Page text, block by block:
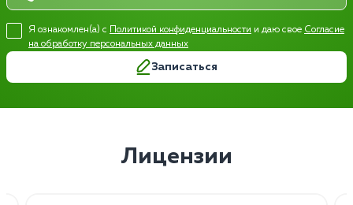
Я ознакомлен(а) с Политикой конфиденциальности и даю свое Согласие
на обработку персональных данных
Записаться
Лицензии